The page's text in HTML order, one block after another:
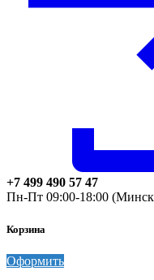
+7 499 490 57 47
Пн-Пт 09:00-18:00
Корзина
Оформить